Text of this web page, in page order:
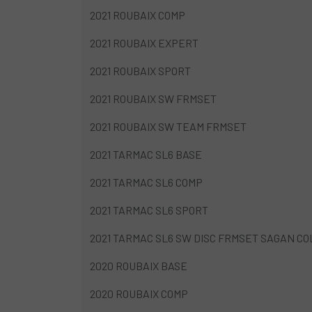
2021 ROUBAIX COMP
2021 ROUBAIX EXPERT
2021 ROUBAIX SPORT
2021 ROUBAIX SW FRMSET
2021 ROUBAIX SW TEAM FRMSET
2021 TARMAC SL6 BASE
2021 TARMAC SL6 COMP
2021 TARMAC SL6 SPORT
2021 TARMAC SL6 SW DISC FRMSET SAGAN
2020 ROUBAIX BASE
2020 ROUBAIX COMP